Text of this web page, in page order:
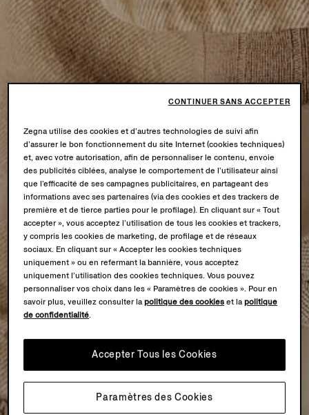
Zegna utilise des cookies et d’autres technologies de suivi afin
d’assurer le bon fonctionnement du site Internet (cookies techniques)
et, avec votre autorisation, afin de personnaliser le contenu, envoie
des publicités ciblées, analyse le comportement de l’utilisateur ainsi
que l’efficacité de ses campagnes publicitaires, en partageant des
informations avec ses partenaires (via des cookies et des trackers de
première et de tierce parties pour le profilage). En cliquant sur « Tout
accepter », vous acceptez l’utilisation de tous les cookies et trackers,
y compris les cookies de marketing, de profilage et de réseaux
sociaux. En cliquant sur « Accepter les cookies techniques
uniquement » ou en refermant la bannière, vous acceptez
uniquement l’utilisation des cookies techniques. Vous pouvez
personnaliser vos choix dans les « Paramètres de cookies ». Pour en
savoir plus, veuillez consulter lapolitique des cookies et lapolitique
de confidentialité.
Accepter Tous les Cookies
Paramètres des Cookies
CONTINUER SANS ACCEPTER